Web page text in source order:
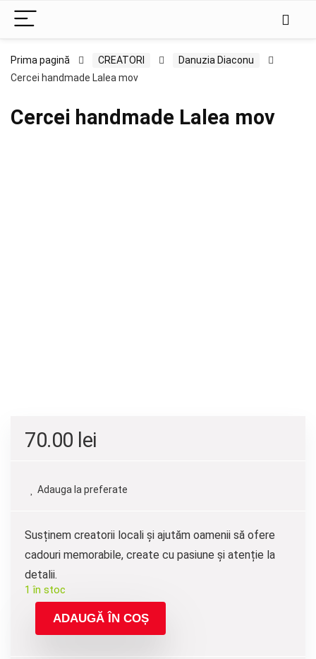
Prima pagină CREATORI
Danuzia Diaconu
Cercei handmade Lalea mov
Cercei handmade Lalea mov
70.00 lei
Adauga la preferate
Susținem creatorii locali și ajutăm oamenii să ofere
cadouri memorabile, create cu pasiune și atenție la
detalii.
1 în stoc
ADAUGĂ ÎN COȘ